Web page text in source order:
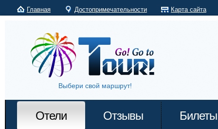
Главная Достопримечательности Карта сайта
Выбери свой маршрут!
Отели Отзывы Билеты